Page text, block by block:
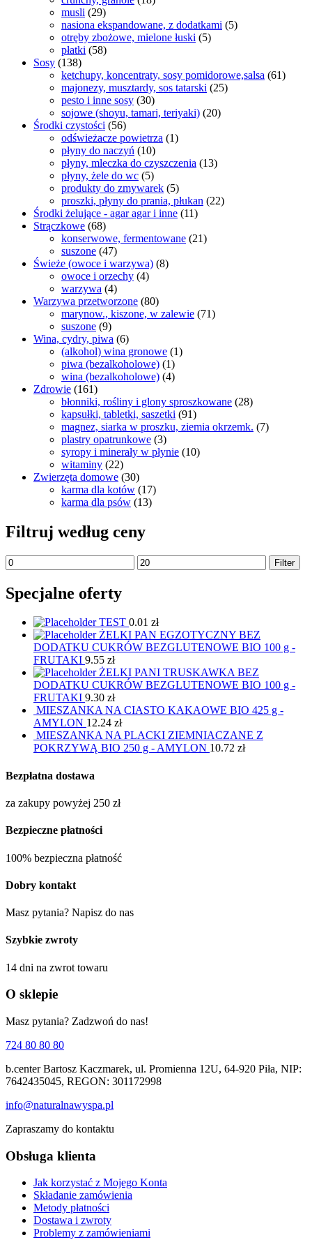
musli (29)
nasiona ekspandowane, z dodatkami (5)
otręby zbożowe, mielone łuski (5)
płatki (58)
Sosy (138)
ketchupy, koncentraty, sosy pomidorowe,salsa (61)
majonezy, musztardy, sos tatarski (25)
pesto i inne sosy (30)
sojowe (shoyu, tamari, teriyaki) (20)
Środki czystości (56)
odświeżacze powietrza (1)
płyny do naczyń (10)
płyny, mleczka do czyszczenia (13)
płyny, żele do wc (5)
produkty do zmywarek (5)
proszki, płyny do prania, płukan (22)
Środki żelujące - agar agar i inne (11)
Strączkowe (68)
konserwowe, fermentowane (21)
suszone (47)
Świeże (owoce i warzywa) (8)
owoce i orzechy (4)
warzywa (4)
Warzywa przetworzone (80)
marynow., kiszone, w zalewie (71)
suszone (9)
Wina, cydry, piwa (6)
(alkohol) wina gronowe (1)
piwa (bezalkoholowe) (1)
wina (bezalkoholowe) (4)
Zdrowie (161)
błonniki, rośliny i glony sproszkowane (28)
kapsułki, tabletki, saszetki (91)
magnez, siarka w proszku, ziemia okrzemk. (7)
plastry opatrunkowe (3)
syropy i minerały w płynie (10)
witaminy (22)
Zwierzęta domowe (30)
karma dla kotów (17)
karma dla psów (13)
Filtruj według ceny
Filter
Specjalne oferty
TEST 0.01 zł
ŻELKI PAN EGZOTYCZNY BEZ
DODATKU CUKRÓW BEZGLUTENOWE BIO 100 g -
FRUTAKI 9.55 zł
ŻELKI PANI TRUSKAWKA BEZ
DODATKU CUKRÓW BEZGLUTENOWE BIO 100 g -
FRUTAKI 9.30 zł
MIESZANKA NA CIASTO KAKAOWE BIO 425 g -
AMYLON 12.24 zł
MIESZANKA NA PLACKI ZIEMNIACZANE Z
POKRZYWĄ BIO 250 g - AMYLON 10.72 zł
Bezpłatna dostawa
za zakupy powyżej 250 zł
Bezpieczne płatności
100% bezpieczna płatność
Dobry kontakt
Masz pytania? Napisz do nas
Szybkie zwroty
14 dni na zwrot towaru
O sklepie
Masz pytania? Zadzwoń do nas!
724 80 80 80
b.center Bartosz Kaczmarek, ul. Promienna 12U, 64-920 Piła, NIP:
7642435045, REGON: 301172998
info@naturalnawyspa.pl
Zapraszamy do kontaktu
Obsługa klienta
Jak korzystać z Mojego Konta
Składanie zamówienia
Metody płatności
Dostawa i zwroty
Problemy z zamówieniami